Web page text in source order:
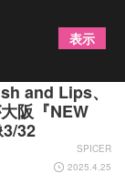
and Lips、
阪『NEW
32
SPICER
2025.4.25
表示